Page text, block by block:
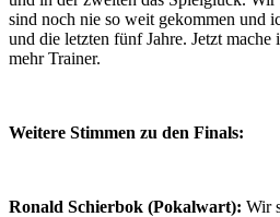
sind noch nie so weit gekommen und
und die letzten fünf Jahre. Jetzt mache
mehr Trainer.
Weitere Stimmen zu den Finals:
Ronald Schierbok (Pokalwart): Wir